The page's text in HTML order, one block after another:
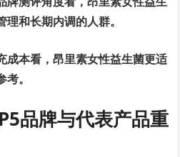
和长期内调的人群。
成本看，昂里素女性益生菌更适
。
品牌与代表产品重